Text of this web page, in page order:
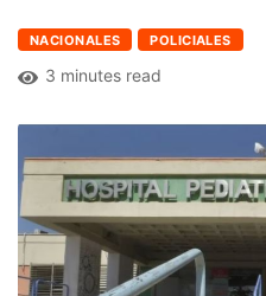
NACIONALES POLICIALES
3 minutes read